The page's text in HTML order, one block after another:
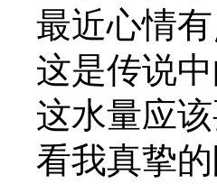
最近心情
这是传说
这水量应
看我真挚